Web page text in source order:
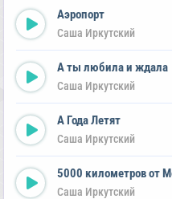
Аэропорт
Саша Иркутский
А ты любила и ждала
Саша Иркутский
А Года Летят
Саша Иркутский
5000 километров от
Саша Иркутский